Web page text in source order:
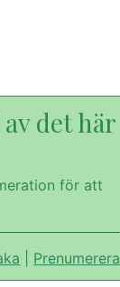
det här
för att
Prenumerera